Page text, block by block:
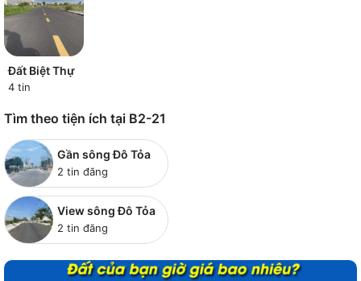
Đất Biệt Thự
4 tin
Tìm theo tiện ích tại B2-21
Gần sông Đô Tỏa
2 tin đăng
View sông Đô Tỏa
2 tin đăng